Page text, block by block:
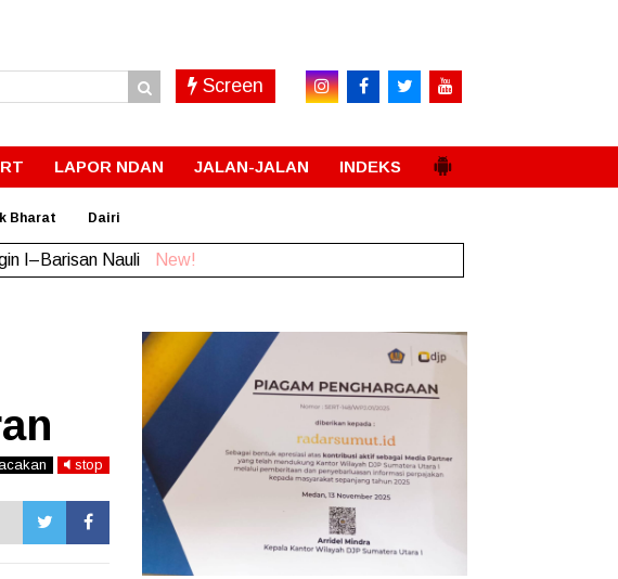
Screen
LAPOR NDAN JALAN-JALAN INDEKS
Bharat Dairi
I–Barisan Nauli New!
stop